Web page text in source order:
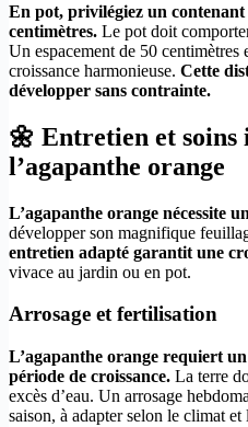
En pot, privilégiez un
centimètres. Le pot doit
Un espacement de 50
croissance harmonieuse. Cette
développer sans contrainte.
🌼 Entretien et soins
l’agapanthe orange
L’agapanthe orange nécessite
développer son magnifique
entretien adapté garantit une
vivace au jardin ou en pot.
Arrosage et fertilisation
L’agapanthe orange requiert
période de croissance. La terre
excès d’eau. Un arrosage
saison, à adapter selon le climat et